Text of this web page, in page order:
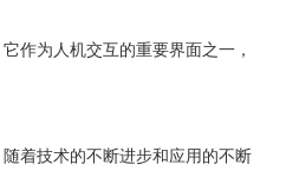
作为人机交互的重要界面之一，
着技术的不断进步和应用的不断